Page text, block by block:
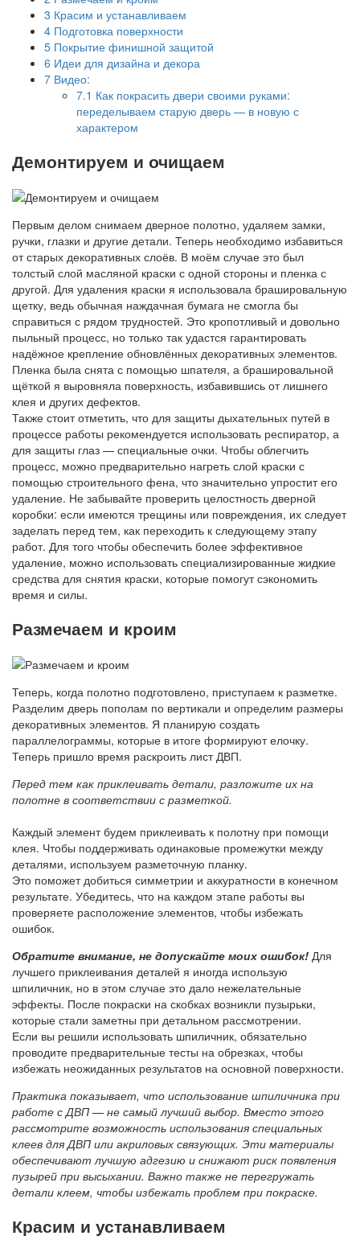
3 Красим и устанавливаем
4 Подготовка поверхности
5 Покрытие финишной защитой
6 Идеи для дизайна и декора
7 Видео:
7.1 Как покрасить двери своими руками:
переделываем старую дверь — в новую с
характером
Демонтируем и очищаем
Первым делом снимаем дверное полотно, удаляем замки,
ручки, глазки и другие детали. Теперь необходимо избавиться
от старых декоративных слоёв. В моём случае это был
толстый слой масляной краски с одной стороны и пленка с
другой. Для удаления краски я использовала брашировальную
щетку, ведь обычная наждачная бумага не смогла бы
справиться с рядом трудностей. Это кропотливый и довольно
пыльный процесс, но только так удастся гарантировать
надёжное крепление обновлённых декоративных элементов.
Пленка была снята с помощью шпателя, а брашировальной
щёткой я выровняла поверхность, избавившись от лишнего
клея и других дефектов.
Также стоит отметить, что для защиты дыхательных путей в
процессе работы рекомендуется использовать респиратор, а
для защиты глаз — специальные очки. Чтобы облегчить
процесс, можно предварительно нагреть слой краски с
помощью строительного фена, что значительно упростит его
удаление. Не забывайте проверить целостность дверной
коробки: если имеются трещины или повреждения, их следует
заделать перед тем, как переходить к следующему этапу
работ. Для того чтобы обеспечить более эффективное
удаление, можно использовать специализированные жидкие
средства для снятия краски, которые помогут сэкономить
время и силы.
Размечаем и кроим
Теперь, когда полотно подготовлено, приступаем к разметке.
Разделим дверь пополам по вертикали и определим размеры
декоративных элементов. Я планирую создать
параллелограммы, которые в итоге формируют елочку.
Теперь пришло время раскроить лист ДВП.
Перед тем как приклеивать детали, разложите их на
полотне в соответствии с разметкой.
Каждый элемент будем приклеивать к полотну при помощи
клея. Чтобы поддерживать одинаковые промежутки между
деталями, используем разметочную планку.
Это поможет добиться симметрии и аккуратности в конечном
результате. Убедитесь, что на каждом этапе работы вы
проверяете расположение элементов, чтобы избежать
ошибок.
Обратите внимание, не допускайте моих ошибок! Для
лучшего приклеивания деталей я иногда использую
шпиличник, но в этом случае это дало нежелательные
эффекты. После покраски на скобках возникли пузырьки,
которые стали заметны при детальном рассмотрении.
Если вы решили использовать шпиличник, обязательно
проводите предварительные тесты на обрезках, чтобы
избежать неожиданных результатов на основной поверхности.
Практика показывает, что использование шпиличника при
работе с ДВП — не самый лучший выбор. Вместо этого
рассмотрите возможность использования специальных
клеев для ДВП или акриловых связующих. Эти материалы
обеспечивают лучшую адгезию и снижают риск появления
пузырей при высыхании. Важно также не перегружать
детали клеем, чтобы избежать проблем при покраске.
Красим и устанавливаем